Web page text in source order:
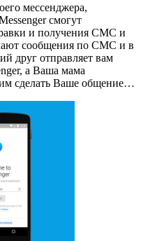
мессенджера,
смогут
и получения СМС и
сообщения по СМС и в
друг отправляет вам
а Ваша мама
сделать Ваше общение…